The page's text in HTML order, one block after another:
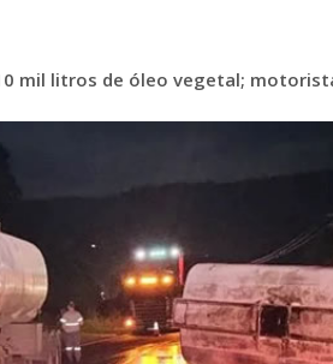
mil litros de óleo vegetal;